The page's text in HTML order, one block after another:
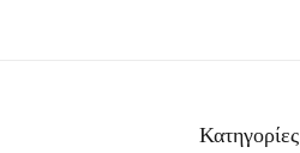
Κατηγορίες